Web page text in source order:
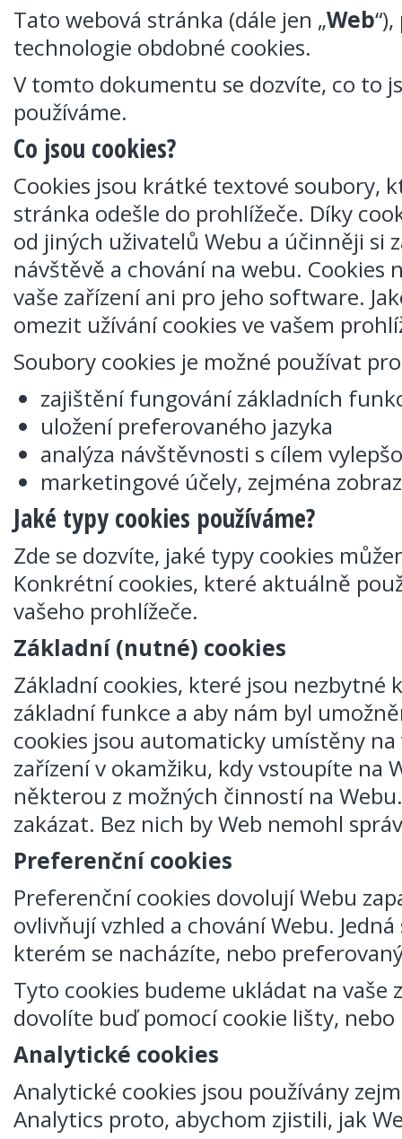
Tato webová stránka (dále jen „Web
technologie obdobné cookies.
V tomto dokumentu se dozvíte, co to
používáme.
Co jsou cookies?
Cookies jsou krátké textové soubory,
stránka odešle do prohlížeče. Díky
od jiných uživatelů Webu a účinněji si
návštěvě a chování na webu. Cookies
vaše zařízení ani pro jeho software.
omezit užívání cookies ve vašem
Soubory cookies je možné používat
zajištění fungování základních
uložení preferovaného jazyka
analýza návštěvnosti s cílem
marketingové účely, zejména
Jaké typy cookies používáme?
Zde se dozvíte, jaké typy cookies
Konkrétní cookies, které aktuálně
vašeho prohlížeče.
Základní (nutné) cookies
Základní cookies, které jsou nezbytné
základní funkce a aby nám byl
cookies jsou automaticky umístěny
zařízení v okamžiku, kdy vstoupíte na
některou z možných činností na
zakázat. Bez nich by Web nemohl
Preferenční cookies
Preferenční cookies dovolují Webu
ovlivňují vzhled a chování Webu.
kterém se nacházíte, nebo
Tyto cookies budeme ukládat na vaše
dovolíte buď pomocí cookie lišty,
Analytické cookies
Analytické cookies jsou používány
Analytics proto, abychom zjistili, jak